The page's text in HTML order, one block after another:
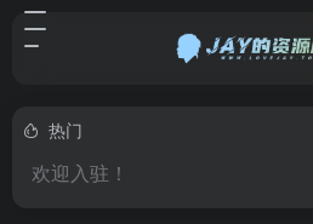
热门
欢迎入驻！